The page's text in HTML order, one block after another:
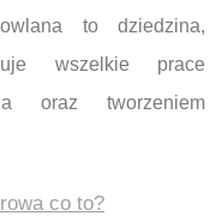
to dziedzina,
wszelkie prace
oraz tworzeniem
co to?